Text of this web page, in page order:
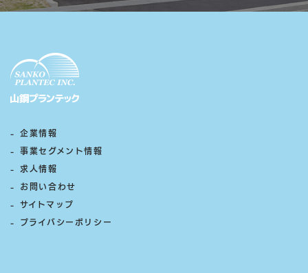
- 企業情報
- 事業セグメント情報
- 求人情報
- お問い合わせ
- サイトマップ
- プライバシーポリシー